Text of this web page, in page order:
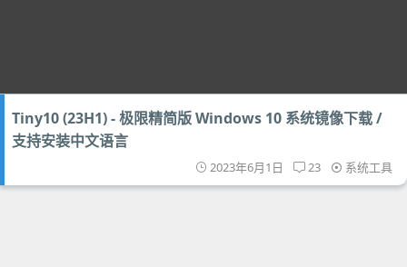
Tiny10 (23H1) - 极限精简版 Windows 10 系统镜像下载 /
支持安装中文语言
2023年6月1日 23 系统工具